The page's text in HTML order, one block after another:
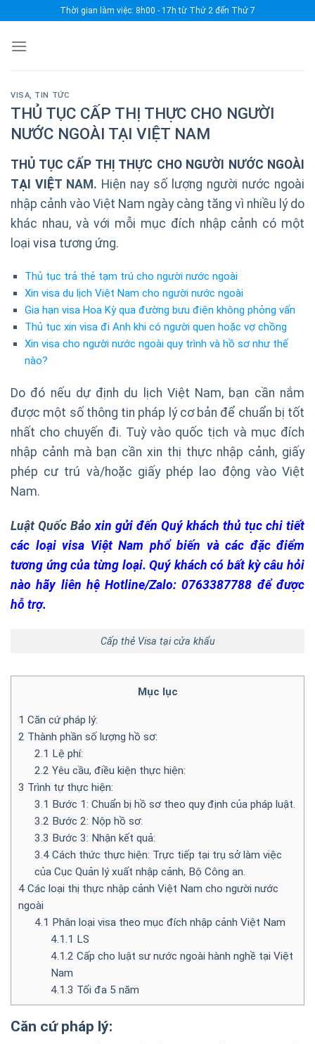
to
content
Thời gian làm việc: 8h00 - 17h từ Thứ 2 đến Thứ 7
VISA, TIN TỨC
THỦ TỤC CẤP THỊ THỰC CHO NGƯỜI
NƯỚC NGOÀI TẠI VIỆT NAM
THỦ TỤC CẤP THỊ THỰC CHO NGƯỜI NƯỚC NGOÀI
TẠI VIỆT NAM. Hiện nay số lượng người nước ngoài
nhập cảnh vào Việt Nam ngày càng tăng vì nhiều lý do
khác nhau, và với mỗi mục đích nhập cảnh có một
loại visa tương ứng.
Thủ tục trả thẻ tạm trú cho người nước ngoài
Xin visa du lịch Việt Nam cho người nước ngoài
Gia hạn visa Hoa Kỳ qua đường bưu điện không phỏng vấn
Thủ tục xin visa đi Anh khi có người quen hoặc vợ chồng
Xin visa cho người nước ngoài quy trình và hồ sơ như thế
nào?
Do đó nếu dự định du lịch Việt Nam, bạn cần nắm
được một số thông tin pháp lý cơ bản để chuẩn bị tốt
nhất cho chuyến đi. Tuỳ vào quốc tịch và mục đích
nhập cảnh mà bạn cần xin thị thực nhập cảnh, giấy
phép cư trú và/hoặc giấy phép lao động vào Việt
Nam.
Luật Quốc Bảo xin gửi đến Quý khách thủ tục chi tiết
các loại visa Việt Nam phổ biến và các đặc điểm
tương ứng của từng loại. Quý khách có bất kỳ câu hỏi
nào hãy liên hệ Hotline/Zalo: 0763387788 để được
hỗ trợ.
Cấp thẻ Visa tại cửa khẩu
Mục lục
1 Căn cứ pháp lý:
2 Thành phần số lượng hồ sơ:
2.1 Lệ phí:
2.2 Yêu cầu, điều kiện thực hiện:
3 Trình tự thực hiện:
3.1 Bước 1: Chuẩn bị hồ sơ theo quy định của pháp luật.
3.2 Bước 2: Nộp hồ sơ:
3.3 Bước 3: Nhận kết quả:
3.4Cách thức thực hiện: Trực tiếp tại trụ sở làm việc
của Cục Quản lý xuất nhập cảnh, Bộ Công an.
4 Các loại thị thực nhập cảnh Việt Nam cho người nước
ngoài
4.1 Phân loại visa theo mục đích nhập cảnh Việt Nam
4.1.1 LS
4.1.2 Cấp cho luật sư nước ngoài hành nghề tại Việt
Nam
4.1.3 Tối đa 5 năm
Căn cứ pháp lý: